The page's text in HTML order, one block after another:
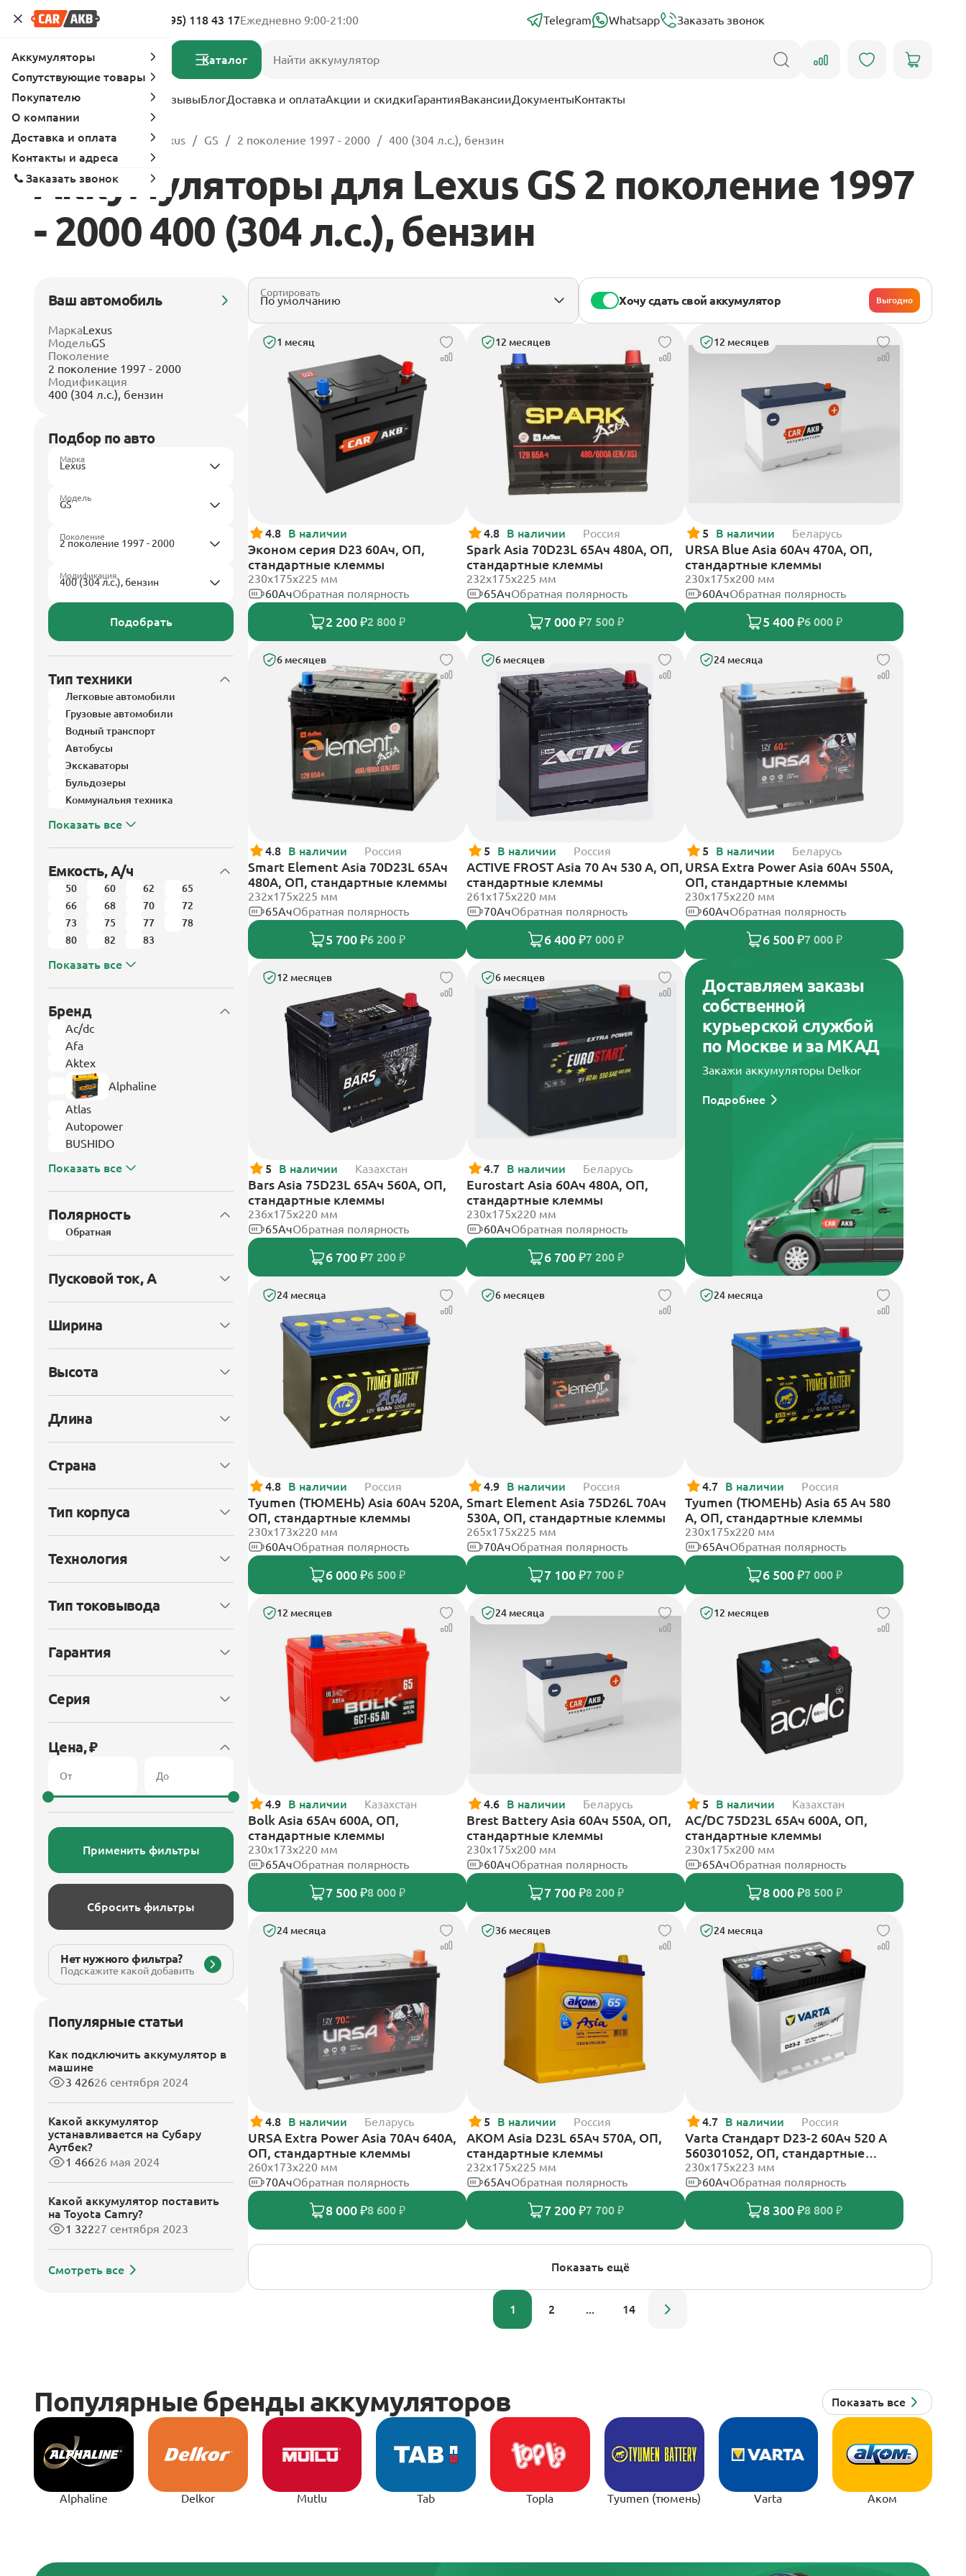
Адреса магазинов 8 (495) 118 43 17Ежедневно 9:00-21:00 Telegram Whatsapp Заказать звонок
Каталог
Услуги Вопрос-ответ ОтзывыБлогДоставка и оплатаАкции и скидкиГарантияВакансииДокументыКонтакты
Главная Каталог Lexus GS 2 поколение 1997 - 2000 400 (304 л.с.), бензин
Аккумуляторы для Lexus GS 2 поколение 1997
- 2000 400 (304 л.с.), бензин
Ваш автомобиль
МаркаLexus
МодельGS
Поколение
2 поколение 1997 - 2000
Модификация
400 (304 л.с.), бензин
Подбор по авто
Марка
Модель
Поколение
Модификация
Подобрать
Тип техники
Легковые автомобили
Грузовые автомобили
Водный транспорт
Автобусы
Экскаваторы
Бульдозеры
Коммунальня техника
Показать все
Емкость, А/ч
50 60 62
65
66
68 70
72
73
75 77
78
80
82 83
Показать все
Бренд
Ac/dc
Afa
Aktex
Alphaline
Atlas
Autopower
BUSHIDO
Показать все
Полярность
Обратная
Пусковой ток, А
Ширина
Высота
Длина
Страна
Тип корпуса
Технология
Тип токовывода
Гарантия
Серия
Цена, ₽
Применить фильтры
Сбросить фильтры
Нет нужного фильтра?
Подскажите какой добавить
Популярные статьи
Как подключить аккумулятор в
машине
3 42626 сентября 2024
Какой аккумулятор
устанавливается на Субару
Аутбек?
1 46626 мая 2024
Какой аккумулятор поставить
на Toyota Camry?
1 32227 сентября 2023
Смотреть все
Сортировать
Хочу сдать свой аккумулятор Выгодно
1 месяц
4.8 В наличии
Эконом серия D23 60Ач, ОП,
стандартные клеммы
230x175x225 мм
60АчОбратная полярность
2 200 ₽2 800 ₽
12 месяцев
4.8 В наличии Россия
Spark Asia 70D23L 65Ач 480А, ОП,
стандартные клеммы
232x175x225 мм
65АчОбратная полярность
7 000 ₽7 500 ₽
12 месяцев
5 В наличии Беларусь
URSA Blue Asia 60Ач 470А, ОП,
стандартные клеммы
230x175x200 мм
60АчОбратная полярность
5 400 ₽6 000 ₽
6 месяцев
4.8 В наличии Россия
Smart Element Asia 70D23L 65Ач
480А, ОП, стандартные клеммы
232х175х225 мм
65АчОбратная полярность
5 700 ₽6 200 ₽
6 месяцев
5 В наличии Россия
ACTIVE FROST Asia 70 Ач 530 А, ОП,
стандартные клеммы
261x175x220 мм
70АчОбратная полярность
6 400 ₽7 000 ₽
24 месяца
5 В наличии Беларусь
URSA Extra Power Asia 60Ач 550А,
ОП, стандартные клеммы
230x175x220 мм
60АчОбратная полярность
6 500 ₽7 000 ₽
12 месяцев
5 В наличии Казахстан
Bars Asia 75D23L 65Ач 560А, ОП,
стандартные клеммы
236х175х220 мм
65АчОбратная полярность
6 700 ₽7 200 ₽
6 месяцев
4.7 В наличии Беларусь
Eurostart Asia 60Ач 480А, ОП,
стандартные клеммы
230x175x220 мм
60АчОбратная полярность
6 700 ₽7 200 ₽
Доставляем заказы
собственной
курьерской службой
по Москве и за МКАД
Закажи аккумуляторы Delkor
Подробнее
24 месяца
4.8 В наличии Россия
Tyumen (ТЮМЕНЬ) Asia 60Ач 520А,
ОП, стандартные клеммы
230х173х220 мм
60АчОбратная полярность
6 000 ₽6 500 ₽
6 месяцев
4.9 В наличии Россия
Smart Element Asia 75D26L 70Ач
530А, ОП, стандартные клеммы
265x175x225 мм
70АчОбратная полярность
7 100 ₽7 700 ₽
24 месяца
4.7 В наличии Россия
Tyumen (ТЮМЕНЬ) Asia 65 Ач 580
А, ОП, стандартные клеммы
230x175x220 мм
65АчОбратная полярность
6 500 ₽7 000 ₽
12 месяцев
4.9 В наличии Казахстан
Bolk Asia 65Ач 600А, ОП,
стандартные клеммы
230x173x220 мм
65АчОбратная полярность
7 500 ₽8 000 ₽
24 месяца
4.6 В наличии Беларусь
Brest Battery Asia 60Ач 550А, ОП,
стандартные клеммы
230x175x200 мм
60АчОбратная полярность
7 700 ₽8 200 ₽
12 месяцев
5 В наличии Казахстан
AC/DC 75D23L 65Ач 600А, ОП,
стандартные клеммы
230x175x200 мм
65АчОбратная полярность
8 000 ₽8 500 ₽
24 месяца
4.8 В наличии Беларусь
URSA Extra Power Asia 70Ач 640А,
ОП, стандартные клеммы
260x173x220 мм
70АчОбратная полярность
8 000 ₽8 600 ₽
36 месяцев
5 В наличии Россия
АКОМ Asia D23L 65Ач 570А, ОП,
стандартные клеммы
232x175x225 мм
65АчОбратная полярность
7 200 ₽7 700 ₽
24 месяца
4.7 В наличии Россия
Varta Стандарт D23-2 60Ач 520 A
560301052, ОП, стандартные
клеммы
230х175х223 мм
60АчОбратная полярность
8 300 ₽8 800 ₽
Показать ещё
1 2 ... 14
Alphaline Delkor Mutlu Tab Topla Tyumen (тюмень) Varta Аком
Аккумуляторы
Сопутствующие товары
Покупателю
О компании
Доставка и оплата
Контакты и адреса
Заказать звонок